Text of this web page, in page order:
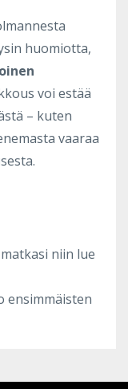
huomiotta,
voi estää
– kuten
vaaraa
niin lue
ensimmäisten